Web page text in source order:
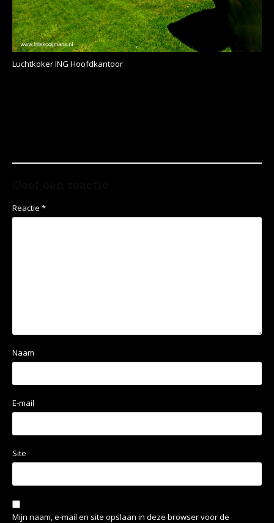
Luchtkoker ING Hoofdkantoor
Reactie *
Naam
E-mail
Site
Mijn naam, e-mail en site opslaan in deze browser voor de